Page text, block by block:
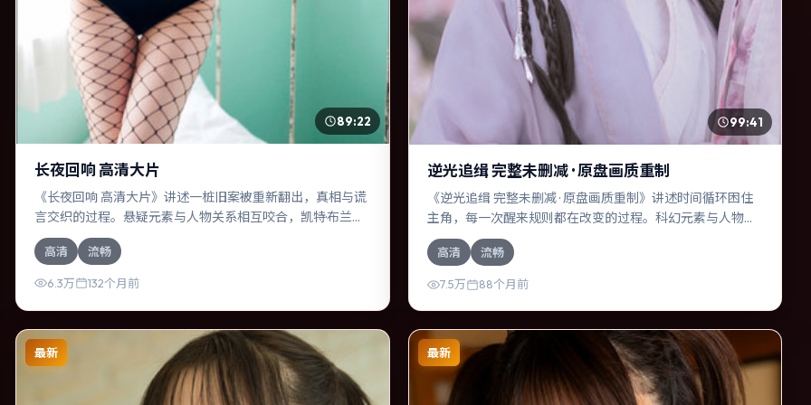
89:22
长夜回响 高清大片
《长夜回响 高清大片》讲述一桩旧案被重新翻出，真相与谎
言交织的过程。悬疑元素与人物关系相互咬合，凯特·布兰切
特、菅田将晖的对手戏尤为出彩。导演吉尔莫·德尔·托罗善于
在长镜头中积蓄张力，本片亦在中国台湾实地取景，增强真
实质感。
高清 流畅
6.3万 132个月前
99:41
逆光追缉 完整未删减 · 原盘画质重制
《逆光追缉 完整未删减 · 原盘画质重制》讲述时间循环困住
主角，每一次醒来规则都在改变的过程。科幻元素与人物关
系相互咬合，杨幂、章子怡的对手戏尤为出彩。导演维伦纽
瓦善于在长镜头中积蓄张力，本片亦在泰国实地取景，增强
真实质感。
高清 流畅
7.5万 88个月前
最新 最新